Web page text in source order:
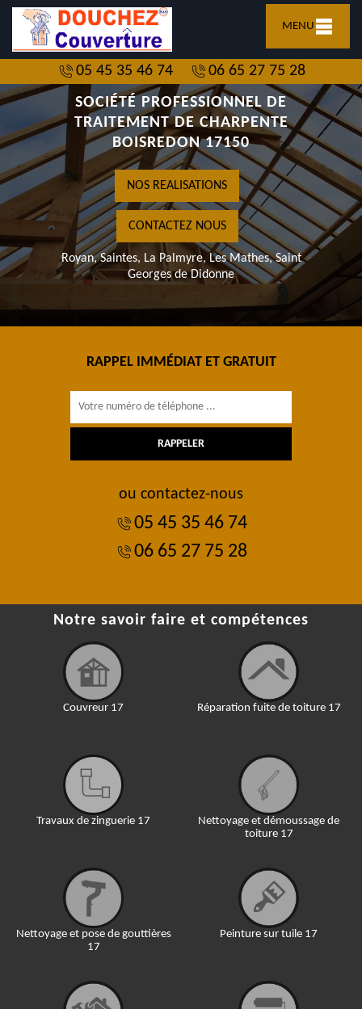
MENU
05 45 35 46 74
06 65 27 75 28
SOCIÉTÉ PROFESSIONNEL DE
TRAITEMENT DE CHARPENTE
BOISREDON 17150
NOS REALISATIONS
CONTACTEZ NOUS
Royan, Saintes, La Palmyre, Les Mathes, Saint
Georges de Didonne
RAPPEL IMMÉDIAT ET GRATUIT
ou contactez-nous
05 45 35 46 74
06 65 27 75 28
Notre savoir faire et compétences
Couvreur 17
Travaux de zinguerie 17
Nettoyage et pose de gouttières
17
Réparation fuite de toiture 17
Nettoyage et démoussage de
toiture 17
Peinture sur tuile 17